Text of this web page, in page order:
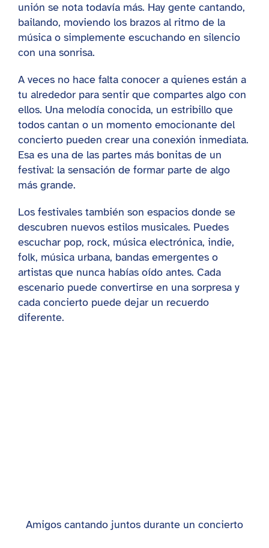
unión se nota todavía más. Hay gente cantando,
bailando, moviendo los brazos al ritmo de la
música o simplemente escuchando en silencio
con una sonrisa.
A veces no hace falta conocer a quienes están a
tu alrededor para sentir que compartes algo con
ellos. Una melodía conocida, un estribillo que
todos cantan o un momento emocionante del
concierto pueden crear una conexión inmediata.
Esa es una de las partes más bonitas de un
festival: la sensación de formar parte de algo
más grande.
Los festivales también son espacios donde se
descubren nuevos estilos musicales. Puedes
escuchar pop, rock, música electrónica, indie,
folk, música urbana, bandas emergentes o
artistas que nunca habías oído antes. Cada
escenario puede convertirse en una sorpresa y
cada concierto puede dejar un recuerdo
diferente.
Amigos cantando juntos durante un concierto